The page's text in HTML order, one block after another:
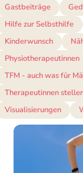
Gastbeiträge
Hilfe zur Selbsthilfe
Kinderwunsch
Physiotherapeutinnen
TFM - auch was für
Therapeutinnen
Visualisierungen